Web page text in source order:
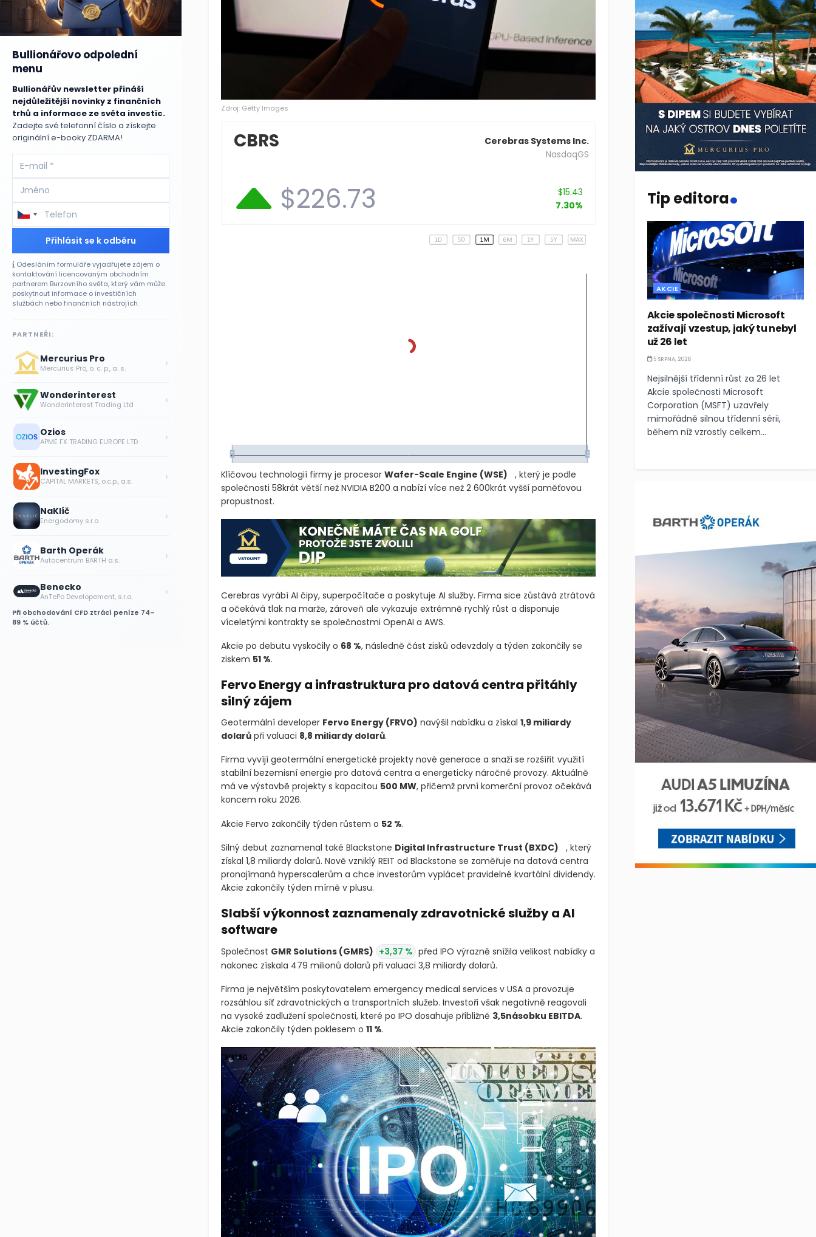
Zdroj: Getty Images
CBRS
Cerebras Systems Inc.
NasdaqGS
$226.73
$15.43
7.30%
Klíčovou technologií firmy je procesor Wafer-Scale Engine (WSE)
, který je podle
společnosti 58krát větší než NVIDIA B200 a nabízí více než 2 600krát vyšší paměťovou
propustnost.
Cerebras vyrábí AI čipy, superpočítače a poskytuje AI služby. Firma sice zůstává ztrátová
a očekává tlak na marže, zároveň ale vykazuje extrémně rychlý růst a disponuje
víceletými kontrakty se společnostmi OpenAI a AWS.
Akcie po debutu vyskočily o 68 %, následně část zisků odevzdaly a týden zakončily se
ziskem 51 %.
Fervo Energy a infrastruktura pro datová centra přitáhly
silný zájem
Geotermální developer Fervo Energy (FRVO) navýšil nabídku a získal 1,9 miliardy
dolarůpři valuaci 8,8 miliardy dolarů.
Firma vyvíjí geotermální energetické projekty nové generace a snaží se rozšířit využití
stabilní bezemisní energie pro datová centra a energeticky náročné provozy. Aktuálně
má ve výstavbě projekty s kapacitou 500 MW, přičemž první komerční provoz očekává
koncem roku 2026.
Akcie Fervo zakončily týden růstem o 52 %.
Silný debut zaznamenal také Blackstone Digital Infrastructure Trust (BXDC)
, který
získal 1,8 miliardy dolarů. Nově vzniklý REIT od Blackstone se zaměřuje na datová centra
pronajímaná hyperscalerům a chce investorům vyplácet pravidelné kvartální dividendy.
Akcie zakončily týden mírně v plusu.
Slabší výkonnost zaznamenaly zdravotnické služby a AI
software
Společnost GMR Solutions (GMRS) +3,37 % před IPO výrazně snížila velikost nabídky a
nakonec získala 479 milionů dolarů při valuaci 3,8 miliardy dolarů.
Firma je největším poskytovatelem emergency medical services v USA a provozuje
rozsáhlou síť zdravotnických a transportních služeb. Investoři však negativně reagovali
na vysoké zadlužení společnosti, které po IPO dosahuje přibližně 3,5násobku EBITDA.
Akcie zakončily týden poklesem o 11 %.
Bullionářovo odpolední
menu
Bullionářův newsletter přináší
nejdůležitější novinky z finančních
trhů a informace ze světa investic.
Zadejte své telefonní číslo a získejte
originální e-booky ZDARMA!
Přihlásit se k odběru
Odesláním formuláře vyjadřujete zájem o
kontaktování licencovaným obchodním
partnerem Burzovního světa, který vám může
poskytnout informace o investičních
službách nebo finančních nástrojích.
PARTNEŘI:
Mercurius Pro
Mercurius Pro, o. c. p., a. s. ›
Wonderinterest
Wonderinterest Trading Ltd ›
Ozios
APME FX TRADING EUROPE LTD ›
InvestingFox
CAPITAL MARKETS, o.c.p., a.s. ›
NaKlíč
Energodomy s.r.o. ›
Barth Operák
Autocentrum BARTH a.s. ›
Benecko
AnTePo Developement, s.r.o. ›
Při obchodování CFD ztrácí peníze 74–
89 % účtů.
Tip editora.
AKCIE
Akcie společnosti Microsoft
zažívají vzestup, jaký tu nebyl
už 26 let
5 SRPNA, 2026
Nejsilnější třídenní růst za 26 let
Akcie společnosti Microsoft
Corporation (MSFT) uzavřely
mimořádně silnou třídenní sérii,
během níž vzrostly celkem...